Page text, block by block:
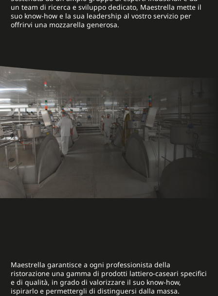
un team di ricerca e sviluppo dedicato, Maestrella mette il
suo know-how e la sua leadership al vostro servizio per
offrirvi una mozzarella generosa.
Maestrella garantisce a ogni professionista della
ristorazione una gamma di prodotti lattiero-caseari specifici
e di qualità, in grado di valorizzare il suo know-how,
ispirarlo e permettergli di distinguersi dalla massa.